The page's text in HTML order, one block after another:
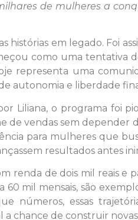
de mulheres a
histórias em legado. Foi
como uma tentativa
representa uma
autonomia e liberdade
Liliana, o programa foi
de vendas sem depender
para mulheres que
resultados antes
renda de dois mil reais e
60 mil mensais, são
números, essas
chance de construir novas